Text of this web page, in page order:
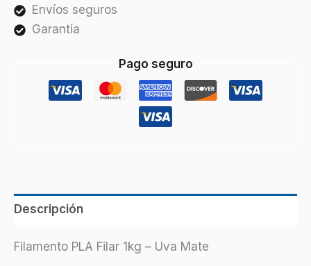
Envíos seguros
Garantía
Pago seguro
Descripción
Filamento PLA Filar 1kg – Uva Mate